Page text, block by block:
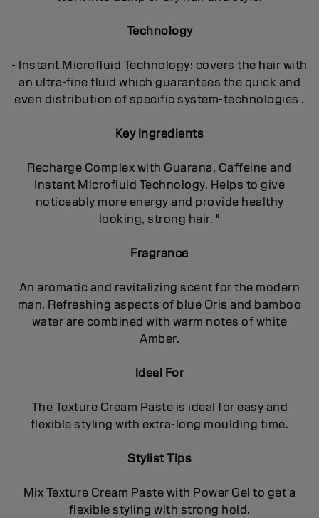
Technology
- Instant Microfluid Technology: covers the hair with
an ultra-fine fluid which guarantees the quick and
even distribution of specific system-technologies .
Key Ingredients
Recharge Complex with Guarana, Caffeine and
Instant Microfluid Technology. Helps to give
noticeably more energy and provide healthy
looking, strong hair. "
Fragrance
An aromatic and revitalizing scent for the modern
man. Refreshing aspects of blue Oris and bamboo
water are combined with warm notes of white
Amber.
Ideal For
The Texture Cream Paste is ideal for easy and
flexible styling with extra-long moulding time.
Stylist Tips
Mix Texture Cream Paste with Power Gel to get a
flexible styling with strong hold.